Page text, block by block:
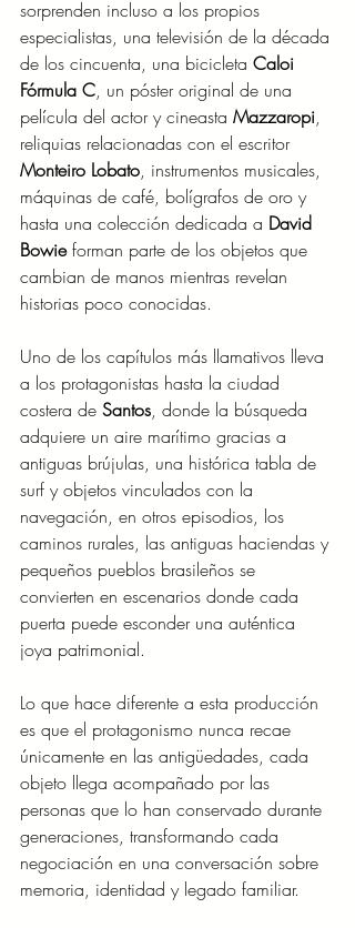
sorprenden incluso a los propios
especialistas, una televisión de la década
de los cincuenta, una bicicleta Caloi
Fórmula C, un póster original de una
película del actor y cineasta Mazzaropi,
reliquias relacionadas con el escritor
Monteiro Lobato, instrumentos musicales,
máquinas de café, bolígrafos de oro y
hasta una colección dedicada a David
Bowie forman parte de los objetos que
cambian de manos mientras revelan
historias poco conocidas.
Uno de los capítulos más llamativos lleva
a los protagonistas hasta la ciudad
costera de Santos, donde la búsqueda
adquiere un aire marítimo gracias a
antiguas brújulas, una histórica tabla de
surf y objetos vinculados con la
navegación, en otros episodios, los
caminos rurales, las antiguas haciendas y
pequeños pueblos brasileños se
convierten en escenarios donde cada
puerta puede esconder una auténtica
joya patrimonial.
Lo que hace diferente a esta producción
es que el protagonismo nunca recae
únicamente en las antigüedades, cada
objeto llega acompañado por las
personas que lo han conservado durante
generaciones, transformando cada
negociación en una conversación sobre
memoria, identidad y legado familiar.